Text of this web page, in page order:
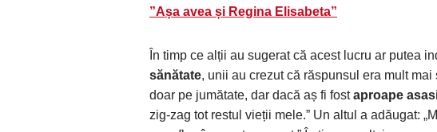
”Așa avea și Regina Elisabeta”
În timp ce alții au sugerat că acest lucru ar putea
sănătate, unii au crezut că răspunsul era mult
doar pe jumătate, dar dacă aș fi fostaproape
zig-zag tot restul vieții mele.” Un altul a adăugat: